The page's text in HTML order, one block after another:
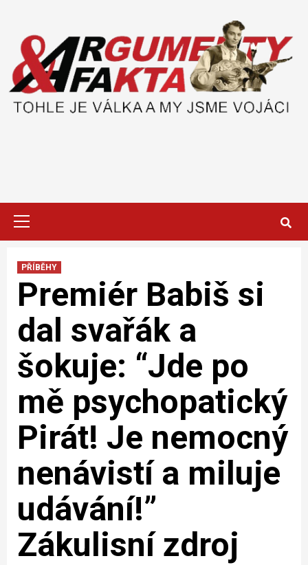
content
Primary
PŘÍBĚHY
Premiér Babiš si
dal svařák a
šokuje: “Jde po
mě psychopatický
Pirát! Je nemocný
nenávistí a miluje
udávání!”
Zákulisní zdroj